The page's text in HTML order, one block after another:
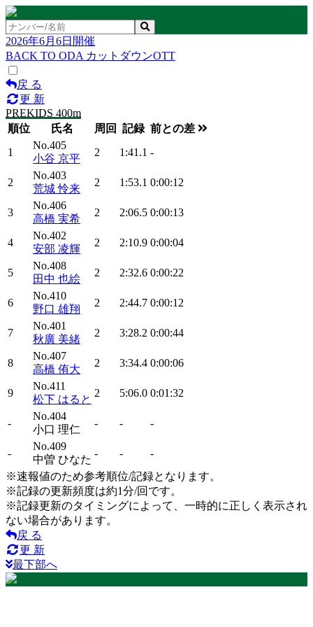
2026年6月6日開催
BACK TO ODA カットダウンOTT
戻 る
更 新
PREKIDS 400m
順位
氏名 周回 記録 前との差
1
No.405
小谷 京平
2 1:41.1 -
2
No.403
荒城 怜来
2 1:53.1 0:00:12
3
No.406
高橋 実希
2 2:06.5 0:00:13
4
No.402
安部 凌輝
2 2:10.9 0:00:04
5
No.408
田中 也絵
2 2:32.6 0:00:22
6
No.410
野口 雄翔
2 2:44.7 0:00:12
7
No.401
秋廣 美緒
2 3:28.2 0:00:44
8
No.407
高橋 侑大
2 3:34.4 0:00:06
9
No.411
松下 はると
2 5:06.0 0:01:32
-
No.404
小口 理仁
- - -
-
No.409
中曽 ひなた
- -
-
※速報値のため参考順位/記録となります。
※記録の更新頻度は約1分/回です。
※記録更新のタイミングによって、一時的に正しく表示され
ない場合があります。
戻 る
更 新
最下部へ